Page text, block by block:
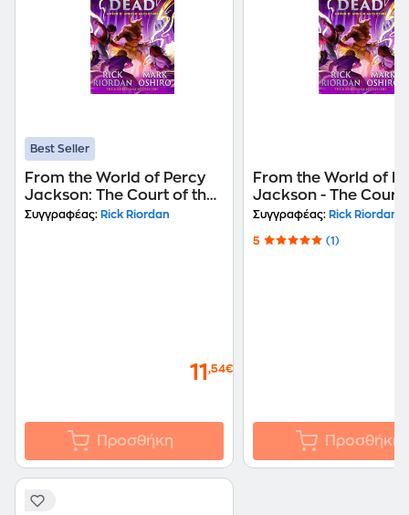
Best Seller
From the World of Percy
Jackson: The Court of the
Dead (The Nico Di Angelo
Συγγραφέας: Rick Riordan
11 ,54€
Προσθήκη
From the World of
Jackson - The Court
Dead (The Nico Di
Συγγραφέας: Rick Riordan
5 (1)
Προσθήκη